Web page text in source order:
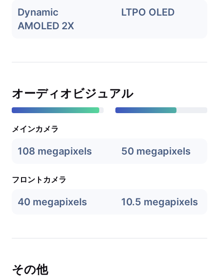
Dynamic
AMOLED 2X
LTPO OLED
オーディオビジュアル
メインカメラ
108 megapixels 50 megapixels
フロントカメラ
40 megapixels 10.5 megapixels
その他